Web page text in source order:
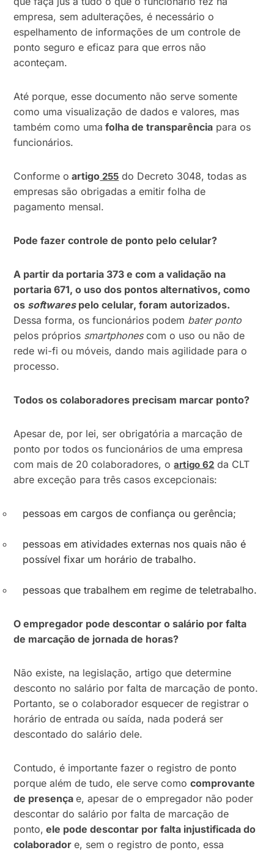
empresa, sem adulterações, é necessário o
espelhamento de informações de um controle de
ponto seguro e eficaz para que erros não
aconteçam.
Até porque, esse documento não serve somente
como uma visualização de dados e valores, mas
também como uma folha de transparência para os
funcionários.
Conforme o artigo 255 do Decreto 3048, todas as
empresas são obrigadas a emitir folha de
pagamento mensal.
Pode fazer controle de ponto pelo celular?
A partir da portaria 373 e com a validação na
portaria 671, o uso dos pontos alternativos, como
os softwares pelo celular, foram autorizados.
Dessa forma, os funcionários podem bater ponto
pelos próprios smartphonescom o uso ou não de
rede wi-fi ou móveis, dando mais agilidade para o
processo.
Todos os colaboradores precisam marcar ponto?
Apesar de, por lei, ser obrigatória a marcação de
ponto por todos os funcionários de uma empresa
com mais de 20 colaboradores, oartigo 62 da CLT
abre exceção para três casos excepcionais:
pessoas em cargos de confiança ou gerência;
pessoas em atividades externas nos quais não é
possível fixar um horário de trabalho.
pessoas que trabalhem em regime de teletrabalho.
O empregador pode descontar o salário por falta
de marcação de jornada de horas?
Não existe, na legislação, artigo que determine
desconto no salário por falta de marcação de ponto.
Portanto, se o colaborador esquecer de registrar o
horário de entrada ou saída, nada poderá ser
descontado do salário dele.
Contudo, é importante fazer o registro de ponto
porque além de tudo, ele serve comocomprovante
de presençae, apesar de o empregador não poder
descontar do salário por falta de marcação de
ponto, ele pode descontar por falta injustificada do
colaboradore, sem o registro de ponto, essa